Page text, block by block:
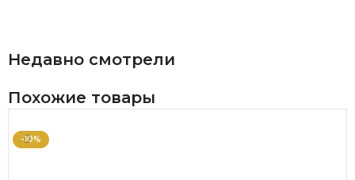
Недавно смотрели
Похожие товары
-10%